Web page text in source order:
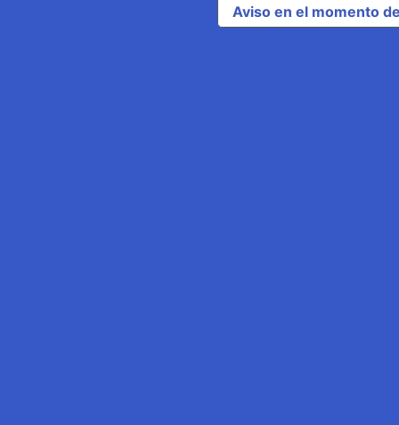
Aviso en el momento